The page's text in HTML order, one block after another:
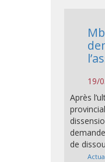
19/
Après
de